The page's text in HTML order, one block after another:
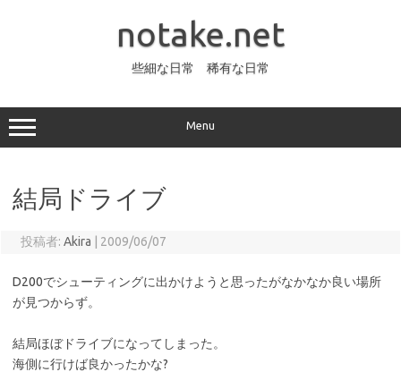
ッ
プ
notake.net
些細な日常 稀有な日常
Menu
結局ドライブ
投稿者: Akira 2009/06/07
D200でシューティングに出かけようと思ったがなかなか良い場所
が見つからず。
結局ほぼドライブになってしまった。
海側に行けば良かったかな?